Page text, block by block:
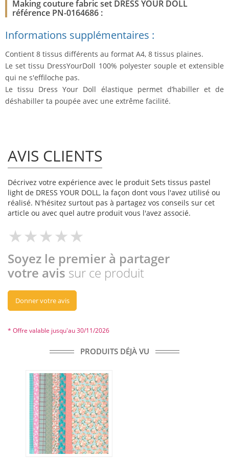
Making couture fabric set DRESS YOUR DOLL
référence PN-0164686 :
Informations supplémentaires :
Contient 8 tissus différents au format A4, 8 tissus plaines.
Le set tissu DressYourDoll 100% polyester souple et extensible
qui ne s'effiloche pas.
Le tissu Dress Your Doll élastique permet d’habiller et de
déshabiller ta poupée avec une extrême facilité.
AVIS CLIENTS
Décrivez votre expérience avec le produit Sets tissus pastel
light de DRESS YOUR DOLL, la façon dont vous l'avez utilisé ou
réalisé. N'hésitez surtout pas à partagez vos conseils sur cet
article ou avec quel autre produit vous l'avez associé.
Soyez le premier à partager
votre avis sur ce produit
Donner votre avis
* Offre valable jusqu'au 30/11/2026
PRODUITS DÉJÀ VU